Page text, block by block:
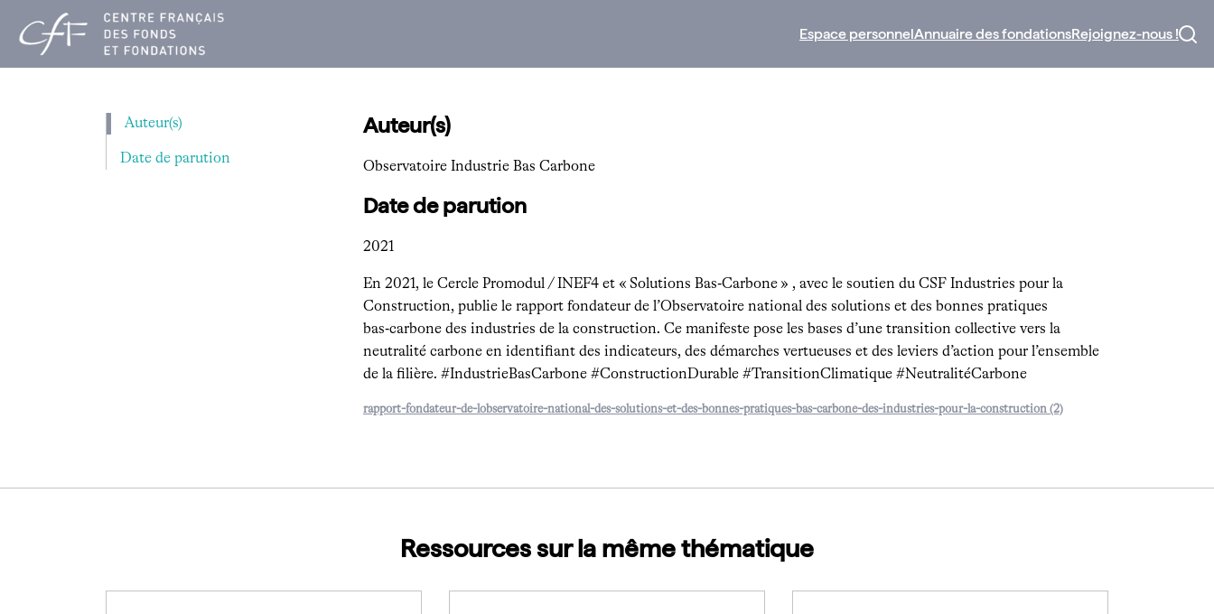
contenu
Espace personnelAnnuaire des fondationsRejoignez-nous !
Auteur(s)
Date de parution
Auteur(s)
Observatoire Industrie Bas Carbone
Date de parution
2021
En 2021, le Cercle Promodul / INEF4 et « Solutions Bas‐Carbone » , avec le soutien du CSF Industries pour la
Construction, publie le rapport fondateur de l’Observatoire national des solutions et des bonnes pratiques
bas‑carbone des industries de la construction. Ce manifeste pose les bases d’une transition collective vers la
neutralité carbone en identifiant des indicateurs, des démarches vertueuses et des leviers d’action pour l’ensemble
de la filière. #IndustrieBasCarbone #ConstructionDurable #TransitionClimatique #NeutralitéCarbone
rapport-fondateur-de-lobservatoire-national-des-solutions-et-des-bonnes-pratiques-bas-carbone-des-industries-pour-la-construction (2)
Ressources sur la même thématique